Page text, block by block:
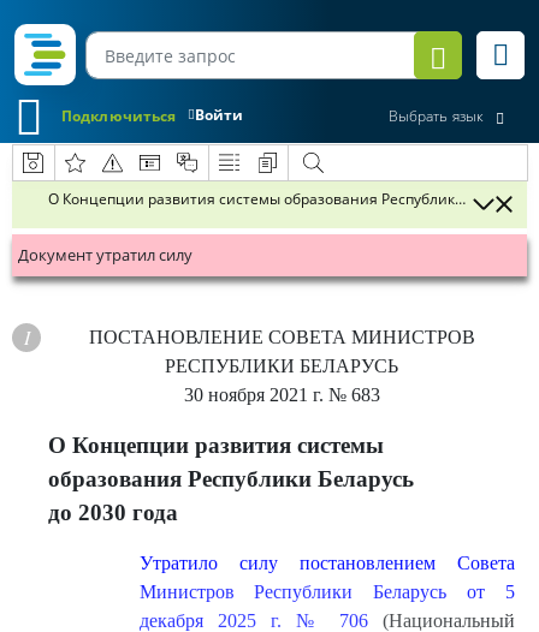
Войти
Подключиться Выбрать язык
О Концепции развития системы образования Республики Беларусь
Документ утратил силу
ПОСТАНОВЛЕНИЕ СОВЕТА МИНИСТРОВ
РЕСПУБЛИКИ БЕЛАРУСЬ
30 ноября 2021 г. № 683
О Концепции развития системы
образования Республики Беларусь
до 2030 года
Утратило силу постановлением Совета
Министров Республики Беларусь от 5
декабря 2025 г. № 706(Национальный